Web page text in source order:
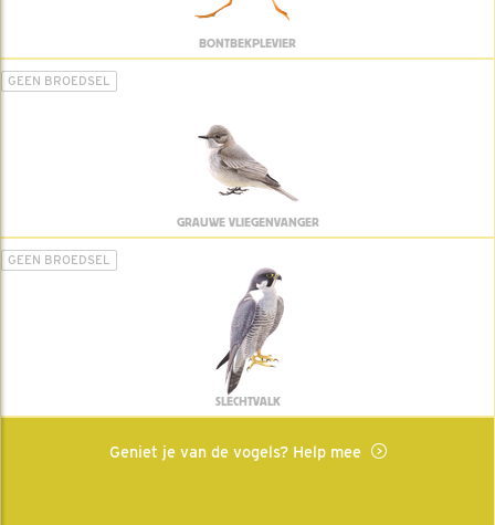
BONTBEKPLEVIER
GEEN BROEDSEL
GRAUWE VLIEGENVANGER
GEEN BROEDSEL
SLECHTVALK
Geniet je van de vogels? Help mee